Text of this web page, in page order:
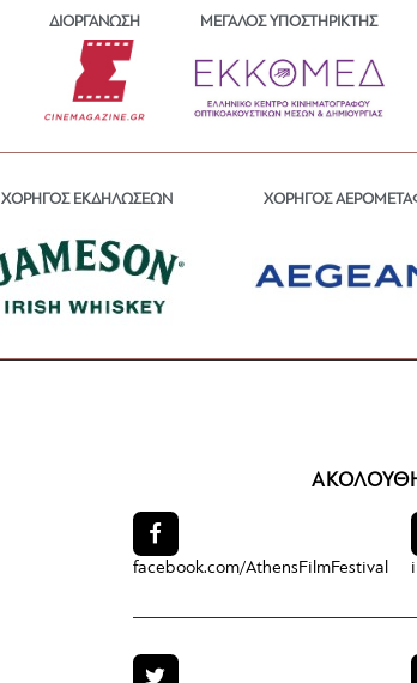
ΔΙΟΡΓΑΝΩΣΗ ΜΕΓΑΛΟΣ ΥΠΟΣΤΗΡΙΚΤΗΣ
ΧΟΡΗΓΟΣ ΕΚΔΗΛΩΣΕΩΝ ΧΟΡΗΓΟΣ
facebook.com/AthensFilmFestival